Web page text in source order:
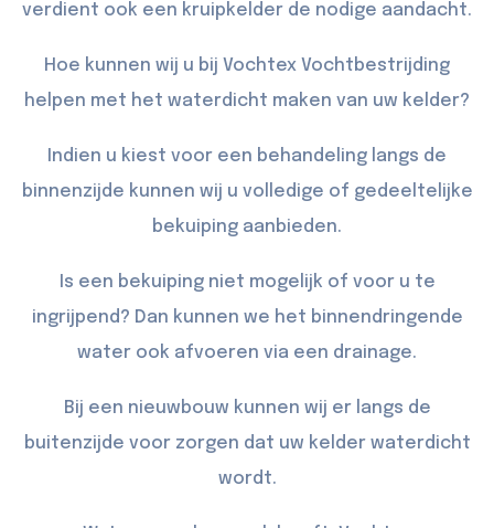
verdient ook een kruipkelder de nodige aandacht.
Hoe kunnen wij u bij Vochtex Vochtbestrijding
helpen met het waterdicht maken van uw kelder?
Indien u kiest voor een behandeling langs de
binnenzijde kunnen wij u volledige of gedeeltelijke
bekuiping aanbieden.
Is een bekuiping niet mogelijk of voor u te
ingrijpend? Dan kunnen we het binnendringende
water ook afvoeren via een drainage.
Bij een nieuwbouw kunnen wij er langs de
buitenzijde voor zorgen dat uw kelder waterdicht
wordt.